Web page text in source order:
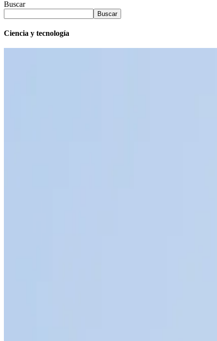
Buscar
Buscar
Ciencia y tecnología